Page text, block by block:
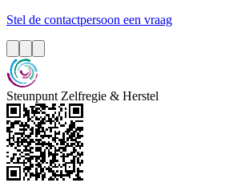
Stel de contactpersoon een vraag
Steunpunt Zelfregie & Herstel